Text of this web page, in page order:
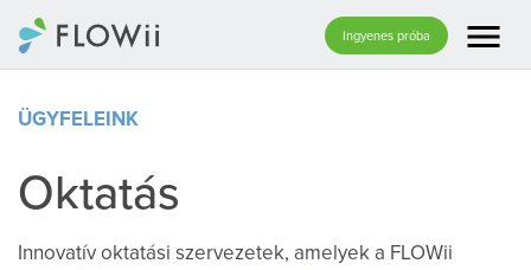
Ingyenes próba menu
ÜGYFELEINK
Oktatás
Innovatív oktatási szervezetek, amelyek a FLOWii